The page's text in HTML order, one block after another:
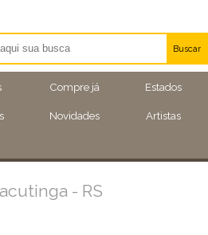
Compre já Estados
Novidades Artistas
Buscar
Artistas
Eventos
- RS